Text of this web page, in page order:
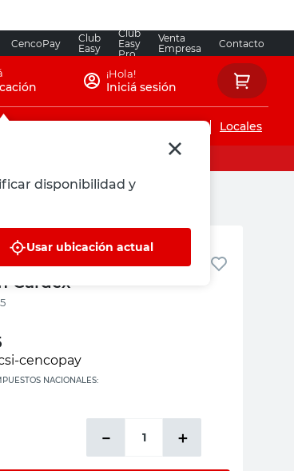
CencoPay
Club
Easy
Club
Easy
Pro
Venta
Empresa
Contacto
disponibilidad y
Usar ubicación actual
¡Hola!
Iniciá sesión
Servicios de instalaciones Locales
Hexagonal 3/4" x
Gardex
NACIONALES:
＋
－